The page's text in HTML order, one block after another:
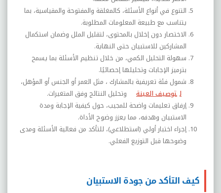
التنوع في أنواع الأسئلة، كالمغلقة والمفتوحة والمقياسية، بما
يتناسب مع طبيعة المعلومات المطلوبة.
الاختصار دون إخلال بالمحتوى، لتقليل الملل وضمان استكمال
المشاركين للاستبيان حتى النهاية.
سهولة التحليل الكمي، من خلال تنظيم الأسئلة بما يسمح
بترميز الإجابات وتحليلها إحصائيًا.
شمول فئة تعريفية بالمشارك ، مثل العمر أو الجنس أو المؤهل،
ل توصيف العينة وتحليل النتائج وفق المتغيرات.
إرفاق تعليمات واضحة للمجيب، حول كيفية الإجابة ومدة
الاستبيان وهدفه، مما يعزز وضوح الأداة.
إجراء اختبار أولي (استطلاعي)، للتأكد من فعالية الأسئلة ومدى
وضوحها قبل التوزيع الفعلي.
كيف التأكد من جودة الاستبيان